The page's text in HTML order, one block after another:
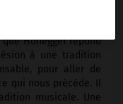
fut à l'origine,
Honegger répond
à une tradition
pour aller de
qui nous précède. Il
musicale. Une